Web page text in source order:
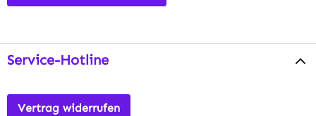
Service-Hotline
Vertrag widerrufen